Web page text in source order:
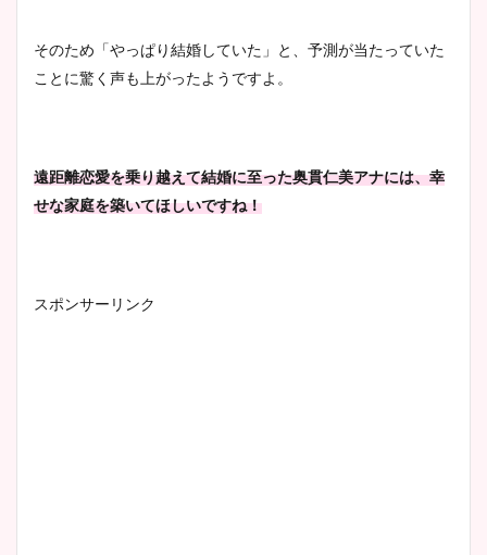
そのため「やっぱり結婚していた」と、予測が当たっていた
ことに驚く声も上がったようですよ。
遠距離恋愛を乗り越えて結婚に至った奥貫仁美アナには、幸
せな家庭を築いてほしいですね！
スポンサーリンク